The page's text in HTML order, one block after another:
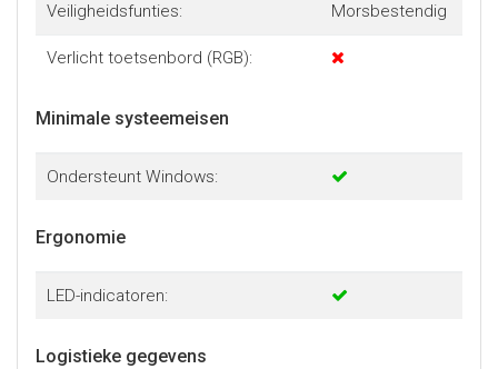
Veiligheidsfunties: Morsbestendig
Verlicht toetsenbord (RGB):
Minimale systeemeisen
Ondersteunt Windows:
Ergonomie
LED-indicatoren:
Logistieke gegevens